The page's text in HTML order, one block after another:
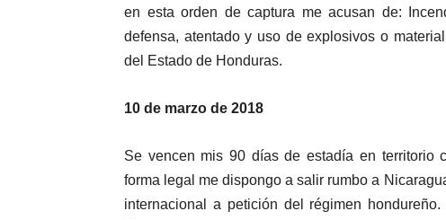
en esta orden de captura me acusan de:
defensa, atentado y uso de explosivos o
del Estado de Honduras.
10 de marzo de 2018
Se vencen mis 90 días de estadía en territorio
forma legal me dispongo a salir rumbo a
internacional a petición del régimen